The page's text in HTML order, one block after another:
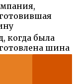
когда была
шина